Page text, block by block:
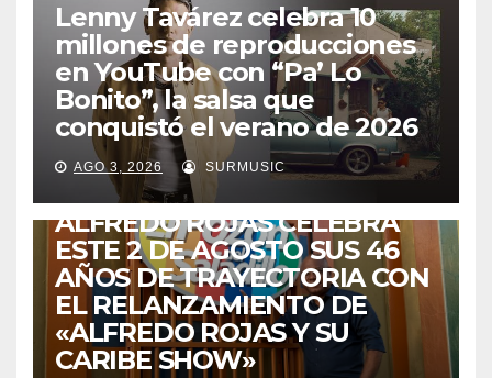
Lenny Tavárez celebra 10
millones de reproducciones
en YouTube con “Pa’ Lo
Bonito”, la salsa que
conquistó el verano de 2026
AGO 3, 2026 SURMUSIC
CABIMAS ENTRETENIMIENTO TALENTO ZULIANO
VENEZUELA
DE VUELTA A CASA:
ALFREDO ROJAS CELEBRA
ESTE 2 DE AGOSTO SUS 46
AÑOS DE TRAYECTORIA CON
EL RELANZAMIENTO DE
«ALFREDO ROJAS Y SU
CARIBE SHOW»